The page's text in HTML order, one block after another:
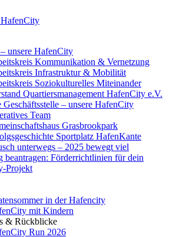
HafenCity
unsere HafenCity
Kommunikation & Vernetzung
Infrastruktur & Mobilität
Soziokulturelles Miteinander
Quartiersmanagement HafenCity e.V.
Geschäftsstelle – unsere HafenCity
Team
Grasbrookpark
Sportplatz HafenKante
unterwegs – 2025 bewegt viel
beantragen: Förderrichtlinien für dein
Projekt
in der Hafencity
mit Kindern
& Rückblicke
Run 2026